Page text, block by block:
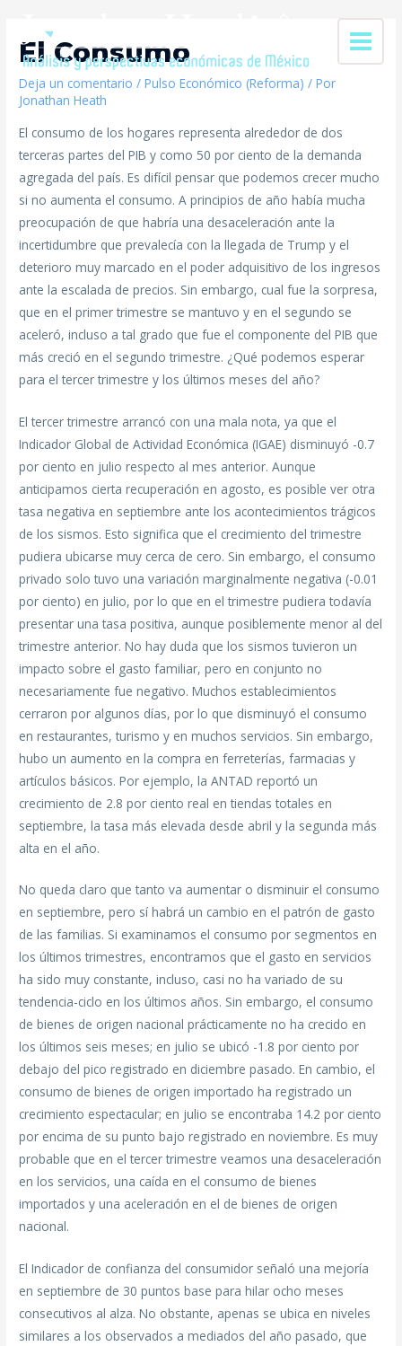
El Consumo
Deja un comentario /Pulso Económico (Reforma) / Por
Jonathan Heath
El consumo de los hogares representa alrededor de dos
terceras partes del PIB y como 50 por ciento de la demanda
agregada del país. Es difícil pensar que podemos crecer mucho
si no aumenta el consumo. A principios de año había mucha
preocupación de que habría una desaceleración ante la
incertidumbre que prevalecía con la llegada de Trump y el
deterioro muy marcado en el poder adquisitivo de los ingresos
ante la escalada de precios. Sin embargo, cual fue la sorpresa,
que en el primer trimestre se mantuvo y en el segundo se
aceleró, incluso a tal grado que fue el componente del PIB que
más creció en el segundo trimestre. ¿Qué podemos esperar
para el tercer trimestre y los últimos meses del año?
El tercer trimestre arrancó con una mala nota, ya que el
Indicador Global de Actividad Económica (IGAE) disminuyó -0.7
por ciento en julio respecto al mes anterior. Aunque
anticipamos cierta recuperación en agosto, es posible ver otra
tasa negativa en septiembre ante los acontecimientos trágicos
de los sismos. Esto significa que el crecimiento del trimestre
pudiera ubicarse muy cerca de cero. Sin embargo, el consumo
privado solo tuvo una variación marginalmente negativa (-0.01
por ciento) en julio, por lo que en el trimestre pudiera todavía
presentar una tasa positiva, aunque posiblemente menor al del
trimestre anterior. No hay duda que los sismos tuvieron un
impacto sobre el gasto familiar, pero en conjunto no
necesariamente fue negativo. Muchos establecimientos
cerraron por algunos días, por lo que disminuyó el consumo
en restaurantes, turismo y en muchos servicios. Sin embargo,
hubo un aumento en la compra en ferreterías, farmacias y
artículos básicos. Por ejemplo, la ANTAD reportó un
crecimiento de 2.8 por ciento real en tiendas totales en
septiembre, la tasa más elevada desde abril y la segunda más
alta en el año.
No queda claro que tanto va aumentar o disminuir el consumo
en septiembre, pero sí habrá un cambio en el patrón de gasto
de las familias. Si examinamos el consumo por segmentos en
los últimos trimestres, encontramos que el gasto en servicios
ha sido muy constante, incluso, casi no ha variado de su
tendencia-ciclo en los últimos años. Sin embargo, el consumo
de bienes de origen nacional prácticamente no ha crecido en
los últimos seis meses; en julio se ubicó -1.8 por ciento por
debajo del pico registrado en diciembre pasado. En cambio, el
consumo de bienes de origen importado ha registrado un
crecimiento espectacular; en julio se encontraba 14.2 por ciento
por encima de su punto bajo registrado en noviembre. Es muy
probable que en el tercer trimestre veamos una desaceleración
en los servicios, una caída en el consumo de bienes
importados y una aceleración en el de bienes de origen
nacional.
El Indicador de confianza del consumidor señaló una mejoría
en septiembre de 30 puntos base para hilar ocho meses
consecutivos al alza. No obstante, apenas se ubica en niveles
similares a los observados a mediados del año pasado, que